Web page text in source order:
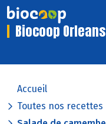
Biocoop Orleans
Accueil
Toutes nos recettes